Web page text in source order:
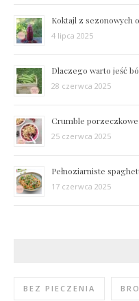
Koktajl z sezonowych
4 lipca 2025
Dlaczego warto jeść
28 czerwca 2025
Crumble porzeczkowe
25 czerwca 2025
Pełnoziarniste
17 czerwca 2025
BEZ PIECZENIA